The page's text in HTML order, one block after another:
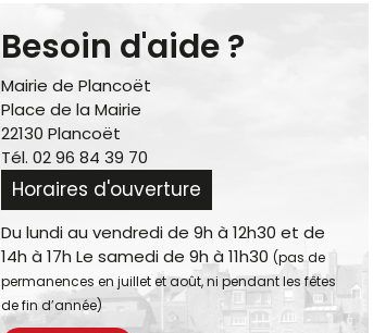
Besoin d'aide ?
Mairie de Plancoët
Place de la Mairie
22130 Plancoët
Tél. 02 96 84 39 70
Horaires d'ouverture
Du lundi au vendredi de 9h à 12h30 et de
14h à 17h Le samedi de 9h à 11h30 (pas de
permanences en juillet et août, ni pendant les fêtes
de fin d’année)